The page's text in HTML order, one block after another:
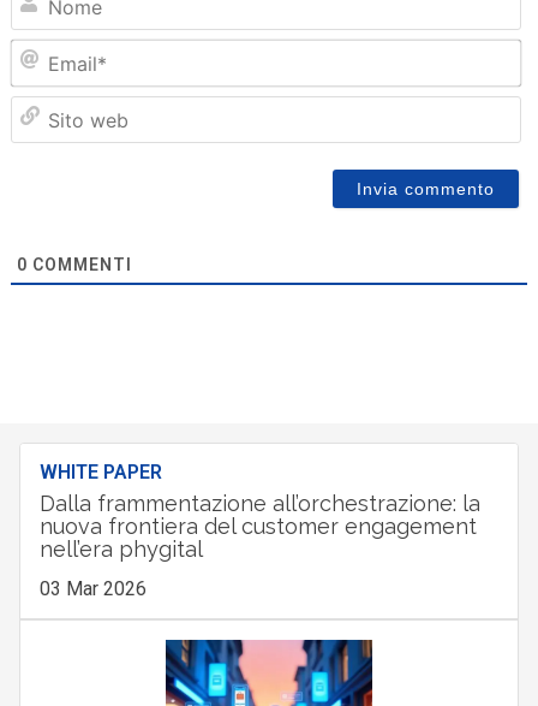
0 COMMENTI
WHITE PAPER
Dalla frammentazione all’orchestrazione: la
nuova frontiera del customer engagement
nell’era phygital
03 Mar 2026